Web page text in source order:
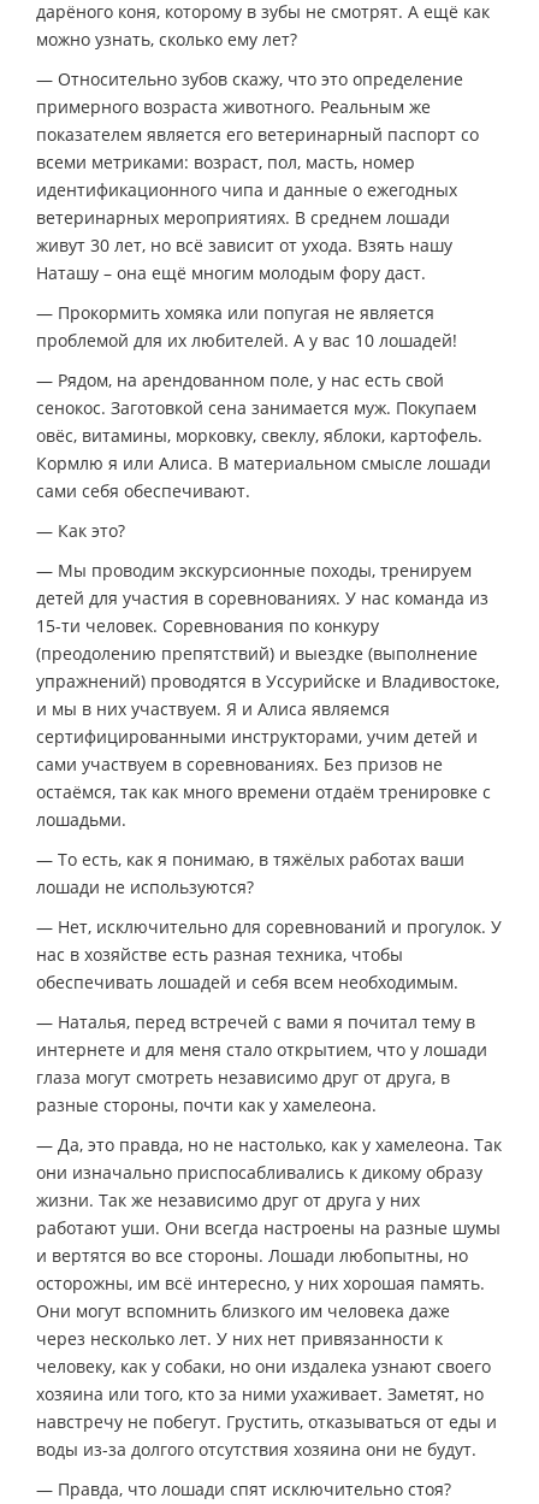
дарёного коня, которому в зубы не смотрят. А ещё как
можно узнать, сколько ему лет?
— Относительно зубов скажу, что это определение
примерного возраста животного. Реальным же
показателем является его ветеринарный паспорт со
всеми метриками: возраст, пол, масть, номер
идентификационного чипа и данные о ежегодных
ветеринарных мероприятиях. В среднем лошади
живут 30 лет, но всё зависит от ухода. Взять нашу
Наташу – она ещё многим молодым фору даст.
— Прокормить хомяка или попугая не является
проблемой для их любителей. А у вас 10 лошадей!
— Рядом, на арендованном поле, у нас есть свой
сенокос. Заготовкой сена занимается муж. Покупаем
овёс, витамины, морковку, свеклу, яблоки, картофель.
Кормлю я или Алиса. В материальном смысле лошади
сами себя обеспечивают.
— Как это?
— Мы проводим экскурсионные походы, тренируем
детей для участия в соревнованиях. У нас команда из
15-ти человек. Соревнования по конкуру
(преодолению препятствий) и выездке (выполнение
упражнений) проводятся в Уссурийске и Владивостоке,
и мы в них участвуем. Я и Алиса являемся
сертифицированными инструкторами, учим детей и
сами участвуем в соревнованиях. Без призов не
остаёмся, так как много времени отдаём тренировке с
лошадьми.
— То есть, как я понимаю, в тяжёлых работах ваши
лошади не используются?
— Нет, исключительно для соревнований и прогулок. У
нас в хозяйстве есть разная техника, чтобы
обеспечивать лошадей и себя всем необходимым.
— Наталья, перед встречей с вами я почитал тему в
интернете и для меня стало открытием, что у лошади
глаза могут смотреть независимо друг от друга, в
разные стороны, почти как у хамелеона.
— Да, это правда, но не настолько, как у хамелеона. Так
они изначально приспосабливались к дикому образу
жизни. Так же независимо друг от друга у них
работают уши. Они всегда настроены на разные шумы
и вертятся во все стороны. Лошади любопытны, но
осторожны, им всё интересно, у них хорошая память.
Они могут вспомнить близкого им человека даже
через несколько лет. У них нет привязанности к
человеку, как у собаки, но они издалека узнают своего
хозяина или того, кто за ними ухаживает. Заметят, но
навстречу не побегут. Грустить, отказываться от еды и
воды из-за долгого отсутствия хозяина они не будут.
— Правда, что лошади спят исключительно стоя?